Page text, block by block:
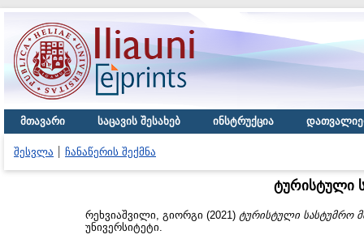
მთავარი საცავის შესახებ ინსტრუქცია
შესვლა ჩანაწერის შექმნა
ტურისტული
რეხვიაშვილი, გიორგი (2021) ტურისტული სასტუმრო
უნივერსიტეტი.